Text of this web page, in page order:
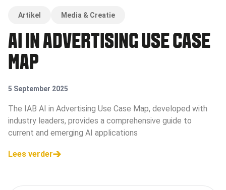
Artikel Media & Creatie
AI IN ADVERTISING USE CASE
MAP
5 September 2025
The IAB AI in Advertising Use Case Map, developed with
industry leaders, provides a comprehensive guide to
current and emerging AI applications
Lees verder